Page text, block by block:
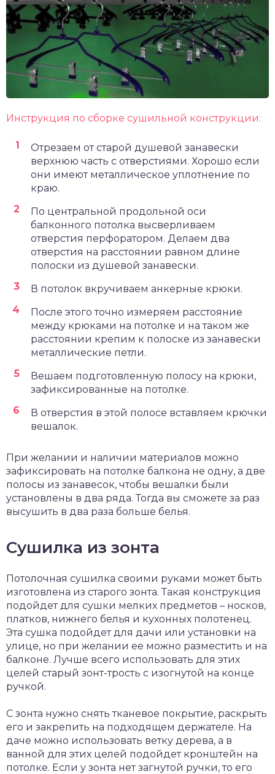
Инструкция по сборке сушильной конструкции:
Отрезаем от старой душевой занавески
верхнюю часть с отверстиями. Хорошо если
они имеют металлическое уплотнение по
краю.
По центральной продольной оси
балконного потолка высверливаем
отверстия перфоратором. Делаем два
отверстия на расстоянии равном длине
полоски из душевой занавески.
В потолок вкручиваем анкерные крюки.
После этого точно измеряем расстояние
между крюками на потолке и на таком же
расстоянии крепим к полоске из занавески
металлические петли.
Вешаем подготовленную полосу на крюки,
зафиксированные на потолке.
В отверстия в этой полосе вставляем крючки
вешалок.
При желании и наличии материалов можно
зафиксировать на потолке балкона не одну, а две
полосы из занавесок, чтобы вешалки были
установлены в два ряда. Тогда вы сможете за раз
высушить в два раза больше белья.
Сушилка из зонта
Потолочная сушилка своими руками может быть
изготовлена из старого зонта. Такая конструкция
подойдет для сушки мелких предметов – носков,
платков, нижнего белья и кухонных полотенец.
Эта сушка подойдет для дачи или установки на
улице, но при желании ее можно разместить и на
балконе. Лучше всего использовать для этих
целей старый зонт-трость с изогнутой на конце
ручкой.
С зонта нужно снять тканевое покрытие, раскрыть
его и закрепить на подходящем держателе. На
даче можно использовать ветку дерева, а в
ванной для этих целей подойдет кронштейн на
потолке. Если у зонта нет загнутой ручки, то его